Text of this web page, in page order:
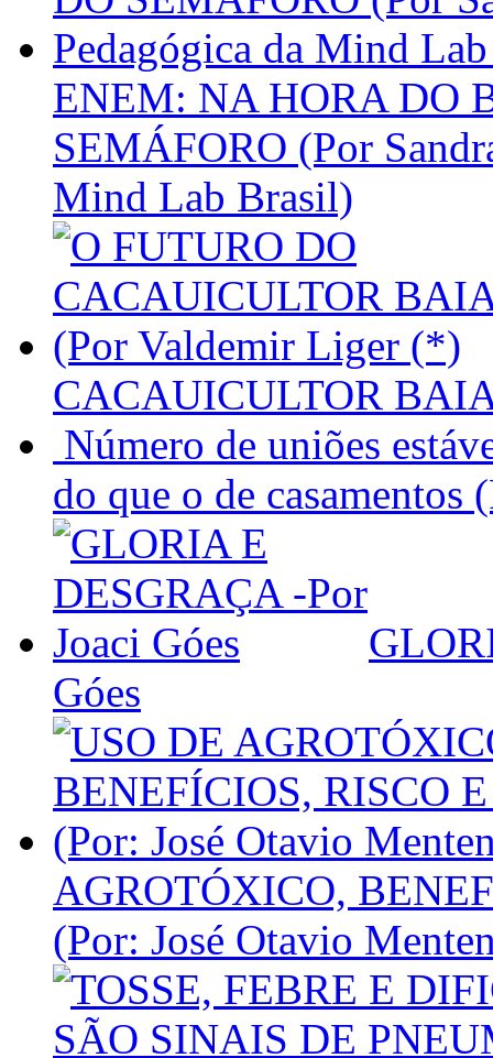
ENEM: NA HORA DO
SEMÁFORO (Por
Mind Lab Brasil)
CACAUICULTOR
Número de uniões
do que o de
Góes
AGROTÓXICO,
(Por: José Otavio